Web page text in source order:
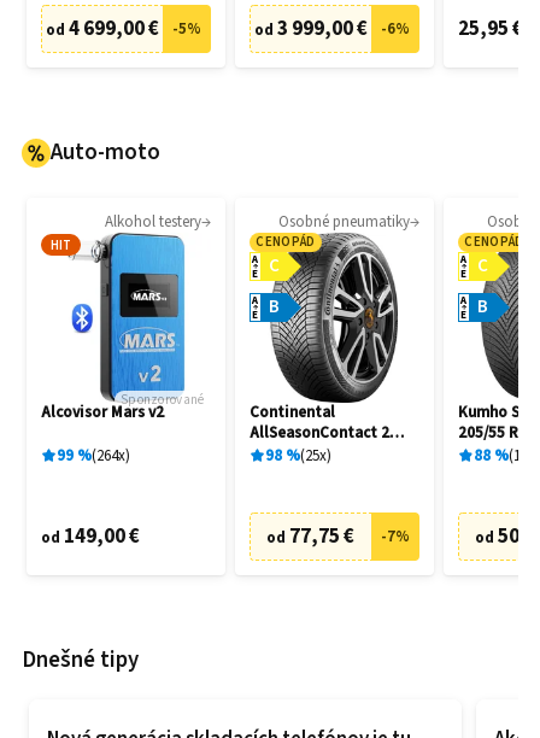
od 4 699,00 € -5% od 3 999,00 € -6% 25,95 €
Auto-moto
Alkohol testery
HIT
Sponzorované
Alcovisor Mars v2
99% 264x
od 149,00 €
Osobné pneumatiky
CENOPÁD
C
A
E
B
A
E
Continental
AllSeasonContact 2
205/55 R16 91H
98% 25x
od 77,75 € -7%
CENOPÁD
C
A
E
B
A
E
Kumho
205/55 R16
88% 10
od
Dnešné tipy